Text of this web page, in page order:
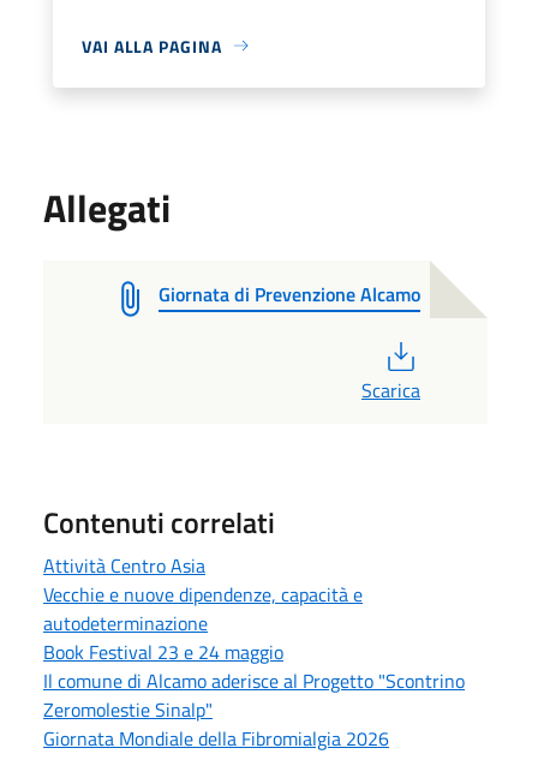
VAI ALLA PAGINA
Allegati
Giornata di Prevenzione Alcamo
Scarica
Contenuti correlati
Attività Centro Asia
Vecchie e nuove dipendenze, capacità e
autodeterminazione
Book Festival 23 e 24 maggio
Il comune di Alcamo aderisce al Progetto "Scontrino
Zeromolestie Sinalp"
Giornata Mondiale della Fibromialgia 2026